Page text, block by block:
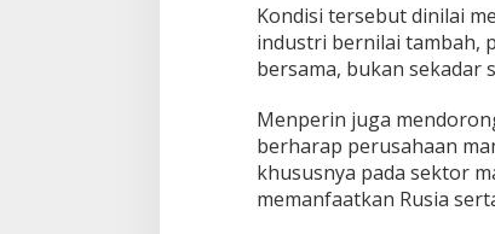
i
B
e
r
a
m
a
Kondisi tersebut dinilai
industri bernilai tambah,
bersama, bukan sekadar
Menperin juga
berharap perusahaan
khususnya pada sektor
memanfaatkan Rusia